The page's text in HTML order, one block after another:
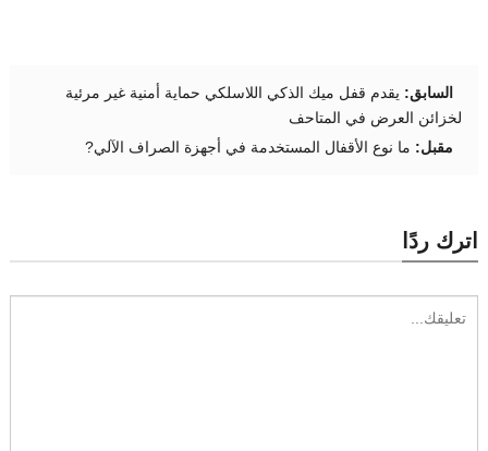
السابق: يقدم قفل ميك الذكي اللاسلكي حماية أمنية غير مرئية
لخزائن العرض في المتاحف
مقبل: ما نوع الأقفال المستخدمة في أجهزة الصراف الآلي?
اترك ردًا